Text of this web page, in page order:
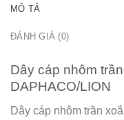
MÔ TẢ
ĐÁNH GIÁ (0)
Dây cáp nhôm
DAPHACO/LION
Dây cáp nhôm trần